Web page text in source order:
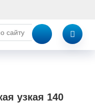
узкая 140